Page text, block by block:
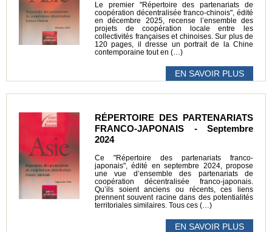
Le premier "Répertoire des partenariats de
coopération décentralisée franco-chinois", édité
en décembre 2025, recense l’ensemble des
projets de coopération locale entre les
collectivités françaises et chinoises. Sur plus de
120 pages, il dresse un portrait de la Chine
contemporaine tout en (…)
EN SAVOIR PLUS
RÉPERTOIRE DES PARTENARIATS
FRANCO-JAPONAIS - Septembre
2024
Ce "Répertoire des partenariats franco-
japonais", édité en septembre 2024, propose
une vue d’ensemble des partenariats de
coopération décentralisée franco-japonais.
Qu’ils soient anciens ou récents, ces liens
prennent souvent racine dans des potentialités
territoriales similaires. Tous ces (…)
EN SAVOIR PLUS